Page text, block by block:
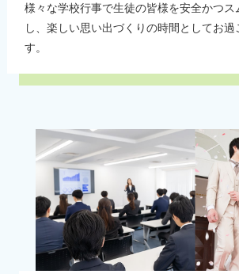
様々な学校行事で生徒の皆様を安全かつス
し、楽しい思い出づくりの時間としてお過
す。